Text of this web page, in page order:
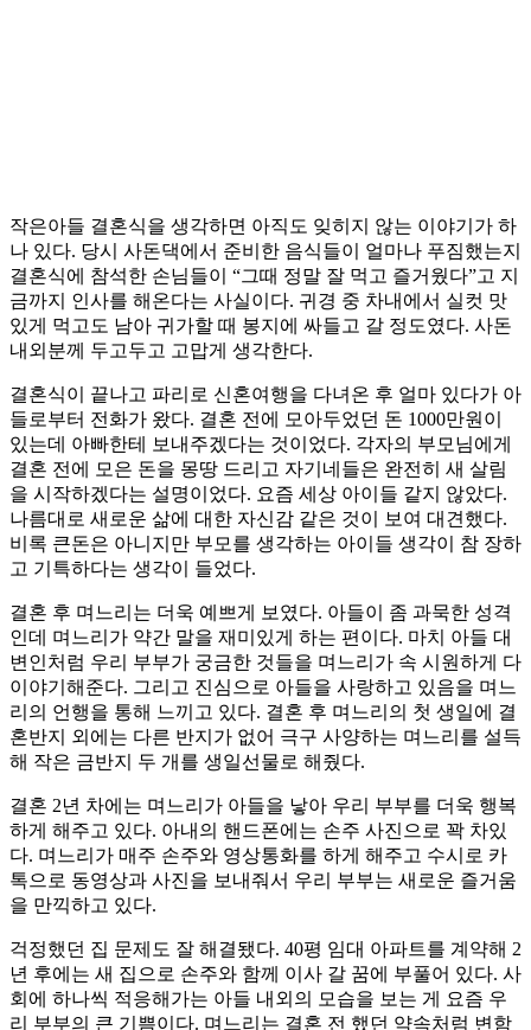
작은아들 결혼식을 생각하면 아직도 잊히지 않는 이야기가 하
나 있다. 당시 사돈댁에서 준비한 음식들이 얼마나 푸짐했는지
결혼식에 참석한 손님들이 “그때 정말 잘 먹고 즐거웠다”고 지
금까지 인사를 해온다는 사실이다. 귀경 중 차내에서 실컷 맛
있게 먹고도 남아 귀가할 때 봉지에 싸들고 갈 정도였다. 사돈
내외분께 두고두고 고맙게 생각한다.
결혼식이 끝나고 파리로 신혼여행을 다녀온 후 얼마 있다가 아
들로부터 전화가 왔다. 결혼 전에 모아두었던 돈 1000만원이
있는데 아빠한테 보내주겠다는 것이었다. 각자의 부모님에게
결혼 전에 모은 돈을 몽땅 드리고 자기네들은 완전히 새 살림
을 시작하겠다는 설명이었다. 요즘 세상 아이들 같지 않았다.
나름대로 새로운 삶에 대한 자신감 같은 것이 보여 대견했다.
비록 큰돈은 아니지만 부모를 생각하는 아이들 생각이 참 장하
고 기특하다는 생각이 들었다.
결혼 후 며느리는 더욱 예쁘게 보였다. 아들이 좀 과묵한 성격
인데 며느리가 약간 말을 재미있게 하는 편이다. 마치 아들 대
변인처럼 우리 부부가 궁금한 것들을 며느리가 속 시원하게 다
이야기해준다. 그리고 진심으로 아들을 사랑하고 있음을 며느
리의 언행을 통해 느끼고 있다. 결혼 후 며느리의 첫 생일에 결
혼반지 외에는 다른 반지가 없어 극구 사양하는 며느리를 설득
해 작은 금반지 두 개를 생일선물로 해줬다.
결혼 2년 차에는 며느리가 아들을 낳아 우리 부부를 더욱 행복
하게 해주고 있다. 아내의 핸드폰에는 손주 사진으로 꽉 차있
다. 며느리가 매주 손주와 영상통화를 하게 해주고 수시로 카
톡으로 동영상과 사진을 보내줘서 우리 부부는 새로운 즐거움
을 만끽하고 있다.
걱정했던 집 문제도 잘 해결됐다. 40평 임대 아파트를 계약해 2
년 후에는 새 집으로 손주와 함께 이사 갈 꿈에 부풀어 있다. 사
회에 하나씩 적응해가는 아들 내외의 모습을 보는 게 요즘 우
리 부부의 큰 기쁨이다. 며느리는 결혼 전 했던 약속처럼 변함